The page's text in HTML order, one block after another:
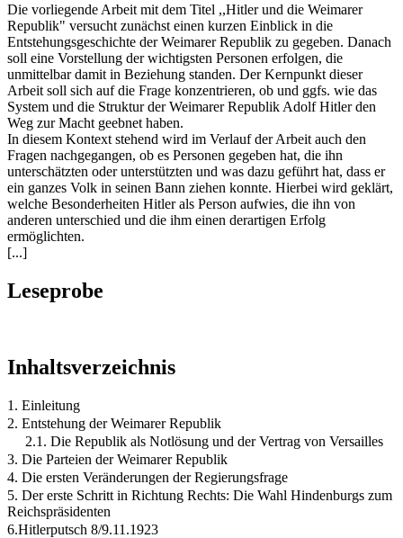
Die vorliegende Arbeit mit dem Titel ,,Hitler und die Weimarer
Republik" versucht zunächst einen kurzen Einblick in die
Entstehungsgeschichte der Weimarer Republik zu gegeben. Danach
soll eine Vorstellung der wichtigsten Personen erfolgen, die
unmittelbar damit in Beziehung standen. Der Kernpunkt dieser
Arbeit soll sich auf die Frage konzentrieren, ob und ggfs. wie das
System und die Struktur der Weimarer Republik Adolf Hitler den
Weg zur Macht geebnet haben.
In diesem Kontext stehend wird im Verlauf der Arbeit auch den
Fragen nachgegangen, ob es Personen gegeben hat, die ihn
unterschätzten oder unterstützten und was dazu geführt hat, dass er
ein ganzes Volk in seinen Bann ziehen konnte. Hierbei wird geklärt,
welche Besonderheiten Hitler als Person aufwies, die ihn von
anderen unterschied und die ihm einen derartigen Erfolg
ermöglichten.
[...]
Leseprobe
Inhaltsverzeichnis
1. Einleitung
2. Entstehung der Weimarer Republik
2.1. Die Republik als Notlösung und der Vertrag von Versailles
3. Die Parteien der Weimarer Republik
4. Die ersten Veränderungen der Regierungsfrage
5. Der erste Schritt in Richtung Rechts: Die Wahl Hindenburgs zum
Reichspräsidenten
6.Hitlerputsch 8/9.11.1923